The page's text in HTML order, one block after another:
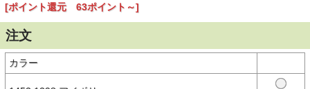
12オンスのキャンバス生地を採用したNEW ERA®（ニューエラ）の
トートバッグ。
外側のマルチポケットが特徴的。 使い勝手のよいトートバッグ、そ
してショルダーバッグとしても活用できる2ウェイ仕様です。
・スナップボタン付きのメイン荷室開口部
・小物収納に便利なインナーポケット
[ポイント還元 63ポイント～]
注文
カラー